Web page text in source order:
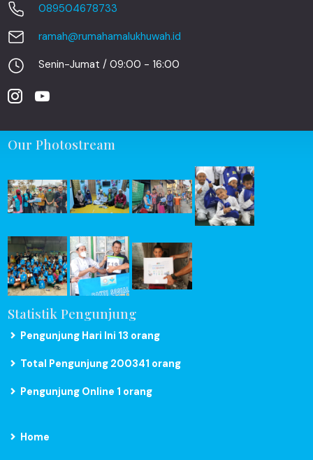
089504678733
ramah@rumahamalukhuwah.id
Senin-Jumat / 09:00 - 16:00
Our Photostream
Statistik Pengunjung
Pengunjung Hari Ini 13 orang
Total Pengunjung 200341 orang
Pengunjung Online 1 orang
Home